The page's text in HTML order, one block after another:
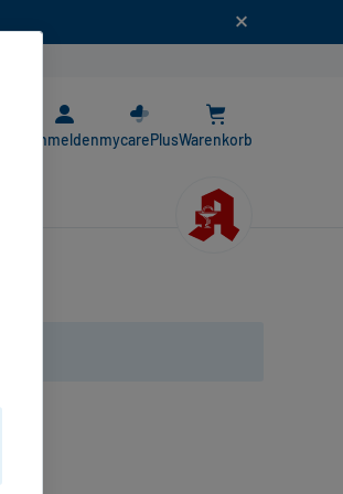
AnmeldenmycarePlusWarenkorb